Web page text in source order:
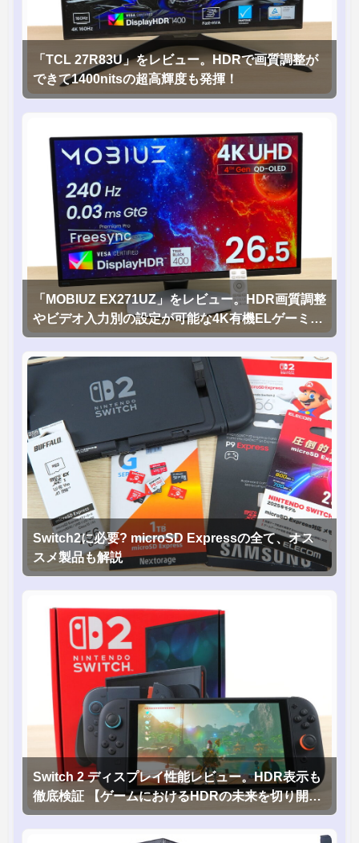
「TCL 27R83U」をレビュー。HDRで画質調整が
できて1400nitsの超高輝度も発揮！
「MOBIUZ EX271UZ」をレビュー。HDR画質調整
やビデオ入力別の設定が可能な4K有機ELゲーミン
グモニタを徹底検証
Switch2に必要? microSD Expressの全て、オス
スメ製品も解説
Switch 2 ディスプレイ性能レビュー。HDR表示も
徹底検証 【ゲームにおけるHDRの未来を切り開く
1台！】